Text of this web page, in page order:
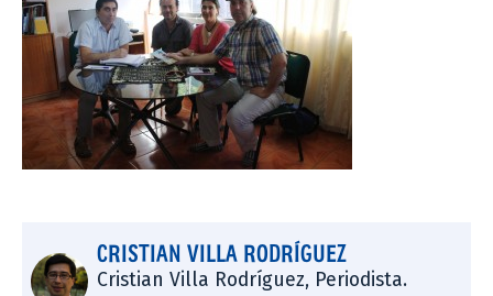
CRISTIAN VILLA RODRÍGUEZ
Cristian Villa Rodríguez, Periodista.